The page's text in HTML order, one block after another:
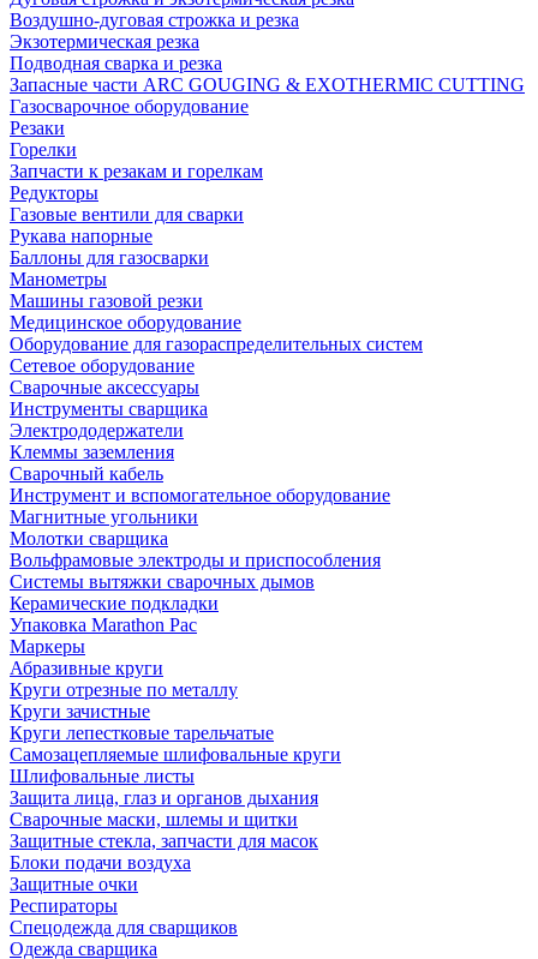
Воздушно-дуговая строжка и резка
Экзотермическая резка
Подводная сварка и резка
Запасные части ARC GOUGING & EXOTHERMIC CUTTING
Газосварочное оборудование
Резаки
Горелки
Запчасти к резакам и горелкам
Редукторы
Газовые вентили для сварки
Рукава напорные
Баллоны для газосварки
Манометры
Машины газовой резки
Медицинское оборудование
Оборудование для газораспределительных систем
Сетевое оборудование
Сварочные аксессуары
Инструменты сварщика
Электрододержатели
Клеммы заземления
Сварочный кабель
Инструмент и вспомогательное оборудование
Магнитные угольники
Молотки сварщика
Вольфрамовые электроды и приспособления
Системы вытяжки сварочных дымов
Керамические подкладки
Упаковка Marathon Pac
Маркеры
Абразивные круги
Круги отрезные по металлу
Круги зачистные
Круги лепестковые тарельчатые
Самозацепляемые шлифовальные круги
Шлифовальные листы
Защита лица, глаз и органов дыхания
Сварочные маски, шлемы и щитки
Защитные стекла, запчасти для масок
Блоки подачи воздуха
Защитные очки
Респираторы
Спецодежда для сварщиков
Одежда сварщика